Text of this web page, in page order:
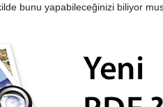
bunu yapabileceğinizi biliyor